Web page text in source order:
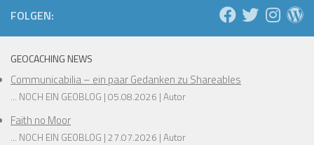
❅
FOLGEN:
GEOCACHING NEWS
Communicabilia – ein paar Gedanken zu Shareables
... NOCH EIN GEOBLOG 05.08.2026 Autor
Faith no Moor
... NOCH EIN GEOBLOG 27.07.2026 Autor